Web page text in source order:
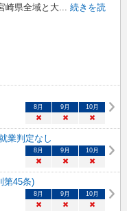
崎県全域と大... 続きを読
8月 9月 10月
× × ×
業判定なし
8月 9月 10月
× × ×
第45条)
8月 9月 10月
× × ×